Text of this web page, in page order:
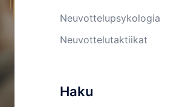
Neuvottelupsykologia
Neuvottelutaktiikat
Haku